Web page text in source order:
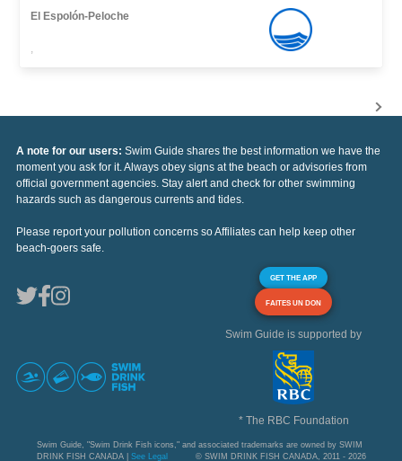
El Espolón-Peloche
,
A note for our users: Swim Guide shares the best information we have the
moment you ask for it. Always obey signs at the beach or advisories from
official government agencies. Stay alert and check for other swimming
hazards such as dangerous currents and tides.
Please report your pollution concerns so Affiliates can help keep other
beach-goers safe.
GET THE APP
FAITES UN DON
Swim Guide is supported by
* The RBC Foundation
Swim Guide, "Swim Drink Fish icons," and associated trademarks are owned by SWIM
DRINK FISH CANADA | See Legal © SWIM DRINK FISH CANADA, 2011 - 2026